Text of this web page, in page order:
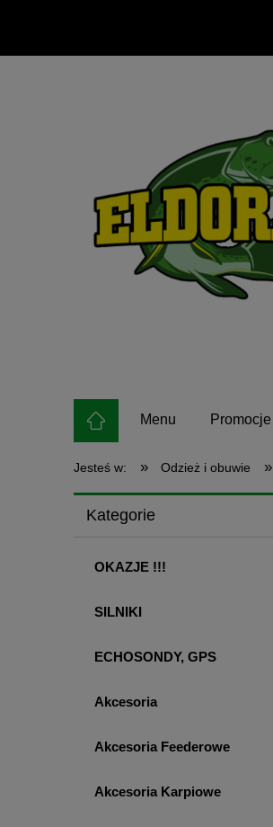
Menu Promocje
Jesteś w: » Odzież i obuwie »
Kategorie
OKAZJE !!!
SILNIKI
ECHOSONDY, GPS
Akcesoria
Akcesoria Feederowe
Akcesoria Karpiowe